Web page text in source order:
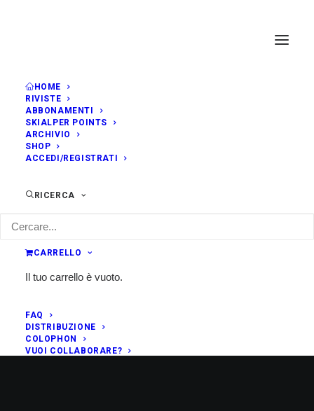
HOME
RIVISTE
ABBONAMENTI
SKIALPER POINTS
ARCHIVIO
SHOP
ACCEDI/REGISTRATI
RICERCA
CARRELLO
Il tuo carrello è vuoto.
FAQ
DISTRIBUZIONE
COLOPHON
VUOI COLLABORARE?